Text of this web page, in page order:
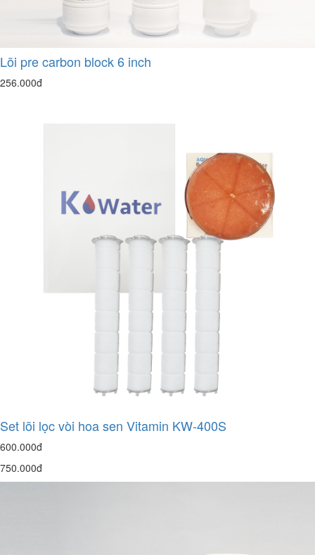
Lõi pre carbon block 6 inch
256.000đ
Set lõi lọc vòi hoa sen Vitamin KW-400S
600.000đ
750.000đ